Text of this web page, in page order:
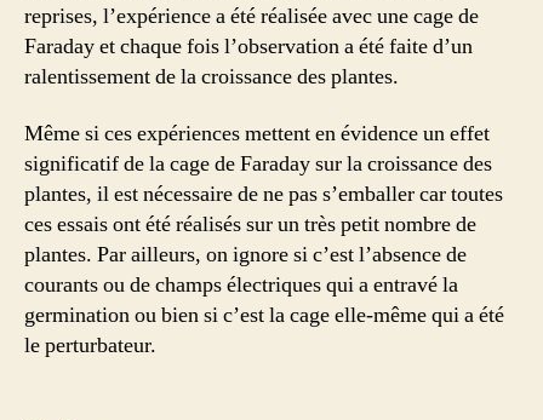
reprises, l’expérience a été réalisée avec une cage de
Faraday et chaque fois l’observation a été faite d’un
ralentissement de la croissance des plantes.
Même si ces expériences mettent en évidence un effet
significatif de la cage de Faraday sur la croissance des
plantes, il est nécessaire de ne pas s’emballer car toutes
ces essais ont été réalisés sur un très petit nombre de
plantes. Par ailleurs, on ignore si c’est l’absence de
courants ou de champs électriques qui a entravé la
germination ou bien si c’est la cage elle-même qui a été
le perturbateur.